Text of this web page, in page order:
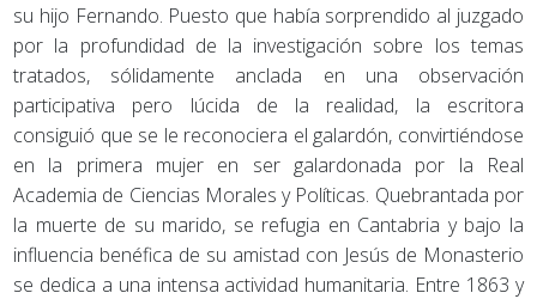
su hijo Fernando. Puesto que había sorprendido al juzgado
por la profundidad de la investigación sobre los temas
tratados, sólidamente anclada en una observación
participativa pero lúcida de la realidad, la escritora
consiguió que se le reconociera el galardón, convirtiéndose
en la primera mujer en ser galardonada por la Real
Academia de Ciencias Morales y Políticas. Quebrantada por
la muerte de su marido, se refugia en Cantabria y bajo la
influencia benéfica de su amistad con Jesús de Monasterio
se dedica a una intensa actividad humanitaria. Entre 1863 y